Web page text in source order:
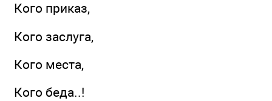
Кого приказ,
Кого заслуга,
Кого места,
Кого беда..!